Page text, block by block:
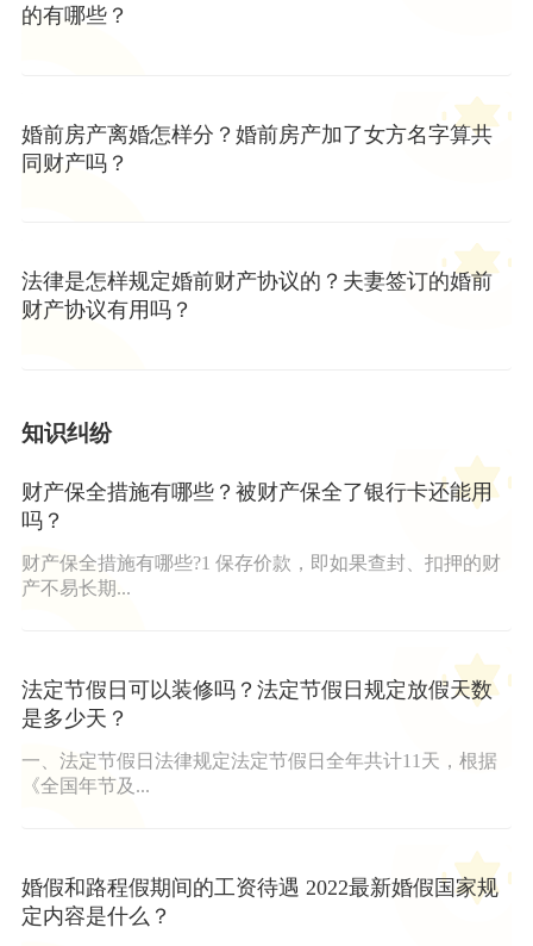
的有哪些？
婚前房产离婚怎样分？婚前房产加了女方名字算共
同财产吗？
法律是怎样规定婚前财产协议的？夫妻签订的婚前
财产协议有用吗？
知识纠纷
财产保全措施有哪些？被财产保全了银行卡还能用
吗？
财产保全措施有哪些?1 保存价款，即如果查封、扣押的财
产不易长期...
法定节假日可以装修吗？法定节假日规定放假天数
是多少天？
一、法定节假日法律规定法定节假日全年共计11天，根据
《全国年节及...
婚假和路程假期间的工资待遇 2022最新婚假国家规
定内容是什么？